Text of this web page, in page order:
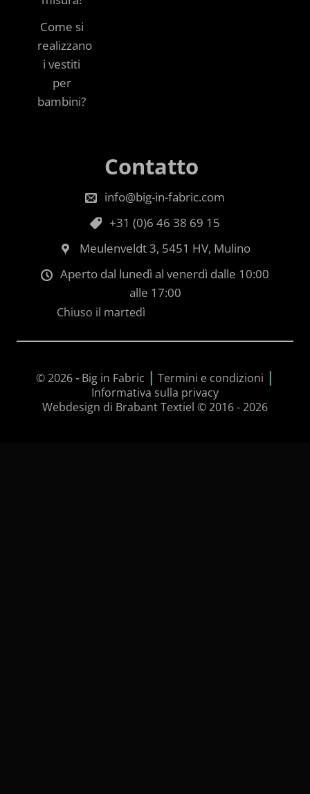
Come si
realizzano
i vestiti
per
bambini?
Contatto
info@big-in-fabric.com
+31 (0)6 46 38 69 15
Meulenveldt 3, 5451 HV, Mulino
Aperto dal lunedì al venerdì dalle 10:00
alle 17:00
Chiuso il martedì
© 2026-Big in Fabric | Termini e condizioni |
Informativa sulla privacy
Webdesign di Brabant Textiel © 2016 - 2026